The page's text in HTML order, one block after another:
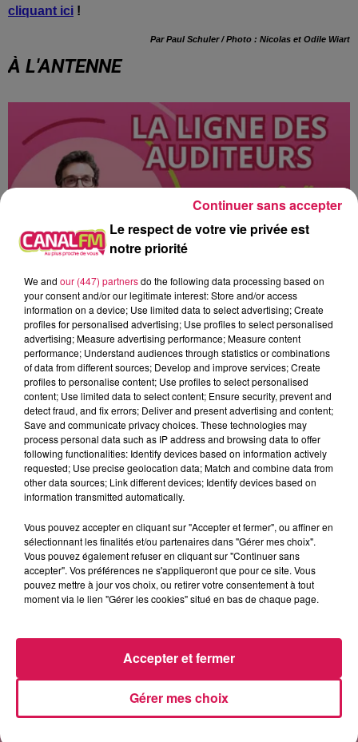
cliquant ici !
Par Paul Schuler / Photo : Nicolas et Odile Wiart
À L'ANTENNE
9h00 - 13h00
la ligne des auditeurs
11h56
11h56
FARRUKO
Yapaque
11h52
11h52
SLIMANE
Mon Amour
11h45
11h45
ZAZIE
Peu Importe
CHALEUR ET RISQUE
SAMBRE-AVESNOIS-
THIÉRACHE
Le respect de votre vie privée est
notre priorité
We and our (447) partnersdo the following data processing based on
your consent and/or our legitimate interest: Store and/or access
information on a device; Use limited data to select advertising; Create
profiles for personalised advertising; Use profiles to select personalised
advertising; Measure advertising performance; Measure content
performance; Understand audiences through statistics or combinations
of data from different sources; Develop and improve services; Create
profiles to personalise content; Use profiles to select personalised
content; Use limited data to select content; Ensure security, prevent and
detect fraud, and fix errors; Deliver and present advertising and content;
Save and communicate privacy choices. These technologies may
process personal data such as IP address and browsing data to offer
following functionalities: Identify devices based on information actively
requested; Use precise geolocation data; Match and combine data from
other data sources; Link different devices; Identify devices based on
information transmitted automatically.
Vous pouvez accepter en cliquant sur "Accepter et fermer", ou affiner en
sélectionnant les finalités et/ou partenaires dans "Gérer mes choix".
Vous pouvez également refuser en cliquant sur "Continuer sans
accepter". Vos préférences ne s'appliqueront que pour ce site. Vous
pouvez mettre à jour vos choix, ou retirer votre consentement à tout
moment via le lien "Gérer les cookies" situé en bas de chaque page.
Gérer mes choix
Accepter et fermer
Continuer sans accepter